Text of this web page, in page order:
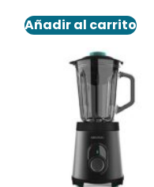
Añadir al carrito